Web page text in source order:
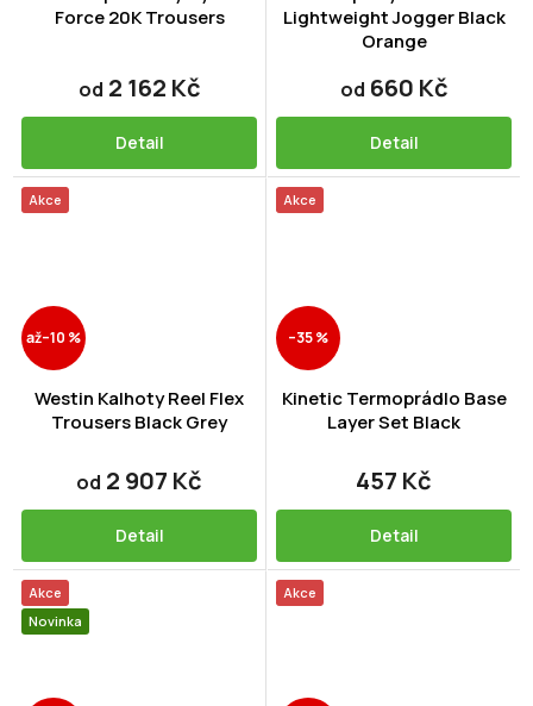
Force 20K Trousers
od 2 162 Kč
Detail
Lightweight Jogger Black
Orange
od 660 Kč
Detail
Akce
až–10 %
Westin Kalhoty Reel Flex
Trousers Black Grey
od 2 907 Kč
Detail
Akce
–35 %
Kinetic Termoprádlo Base
Layer Set Black
457 Kč
Detail
Akce
Novinka
Akce